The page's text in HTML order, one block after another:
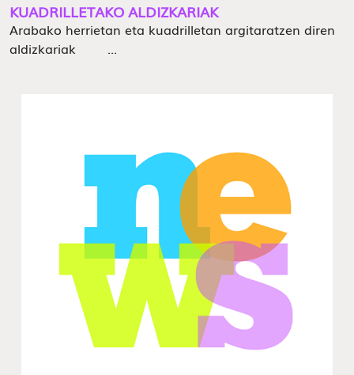
KUADRILLETAKO ALDIZKARIAK
Arabako herrietan eta kuadrilletan argitaratzen diren
aldizkariak ...